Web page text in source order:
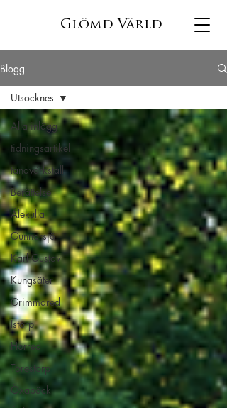
Glömd Värld
Blogg
Alla inlägg
tidningsartikel
tandvärkstall
Berättelse
Älekulla
Gunnarsjö
Karl Gustav
Kungsäter
Grimmared
Istorp
Horred
Torestorp
Öxabäck
Utsocknes